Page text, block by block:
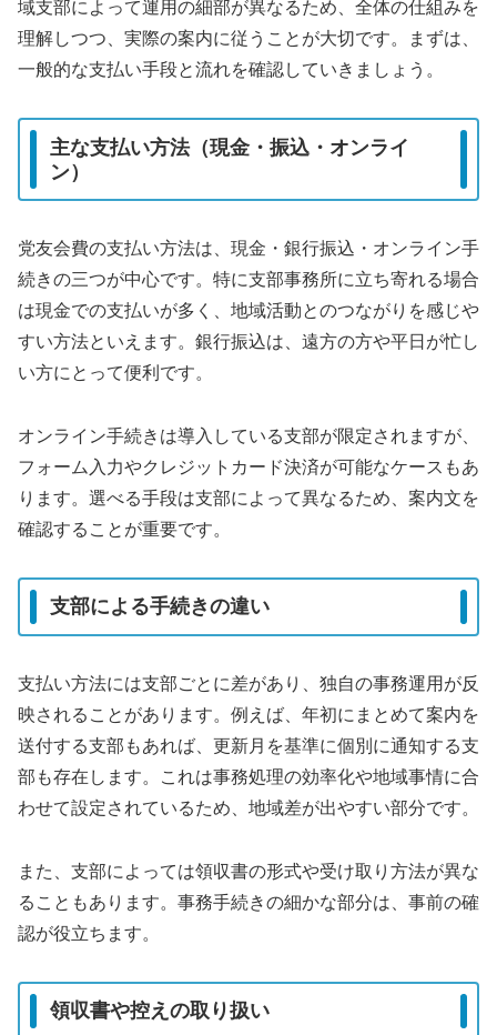
域支部によって運用の細部が異なるため、全体の仕組みを
理解しつつ、実際の案内に従うことが大切です。まずは、
一般的な支払い手段と流れを確認していきましょう。
主な支払い方法（現金・振込・オンライ
ン）
党友会費の支払い方法は、現金・銀行振込・オンライン手
続きの三つが中心です。特に支部事務所に立ち寄れる場合
は現金での支払いが多く、地域活動とのつながりを感じや
すい方法といえます。銀行振込は、遠方の方や平日が忙し
い方にとって便利です。
オンライン手続きは導入している支部が限定されますが、
フォーム入力やクレジットカード決済が可能なケースもあ
ります。選べる手段は支部によって異なるため、案内文を
確認することが重要です。
支部による手続きの違い
支払い方法には支部ごとに差があり、独自の事務運用が反
映されることがあります。例えば、年初にまとめて案内を
送付する支部もあれば、更新月を基準に個別に通知する支
部も存在します。これは事務処理の効率化や地域事情に合
わせて設定されているため、地域差が出やすい部分です。
また、支部によっては領収書の形式や受け取り方法が異な
ることもあります。事務手続きの細かな部分は、事前の確
認が役立ちます。
領収書や控えの取り扱い